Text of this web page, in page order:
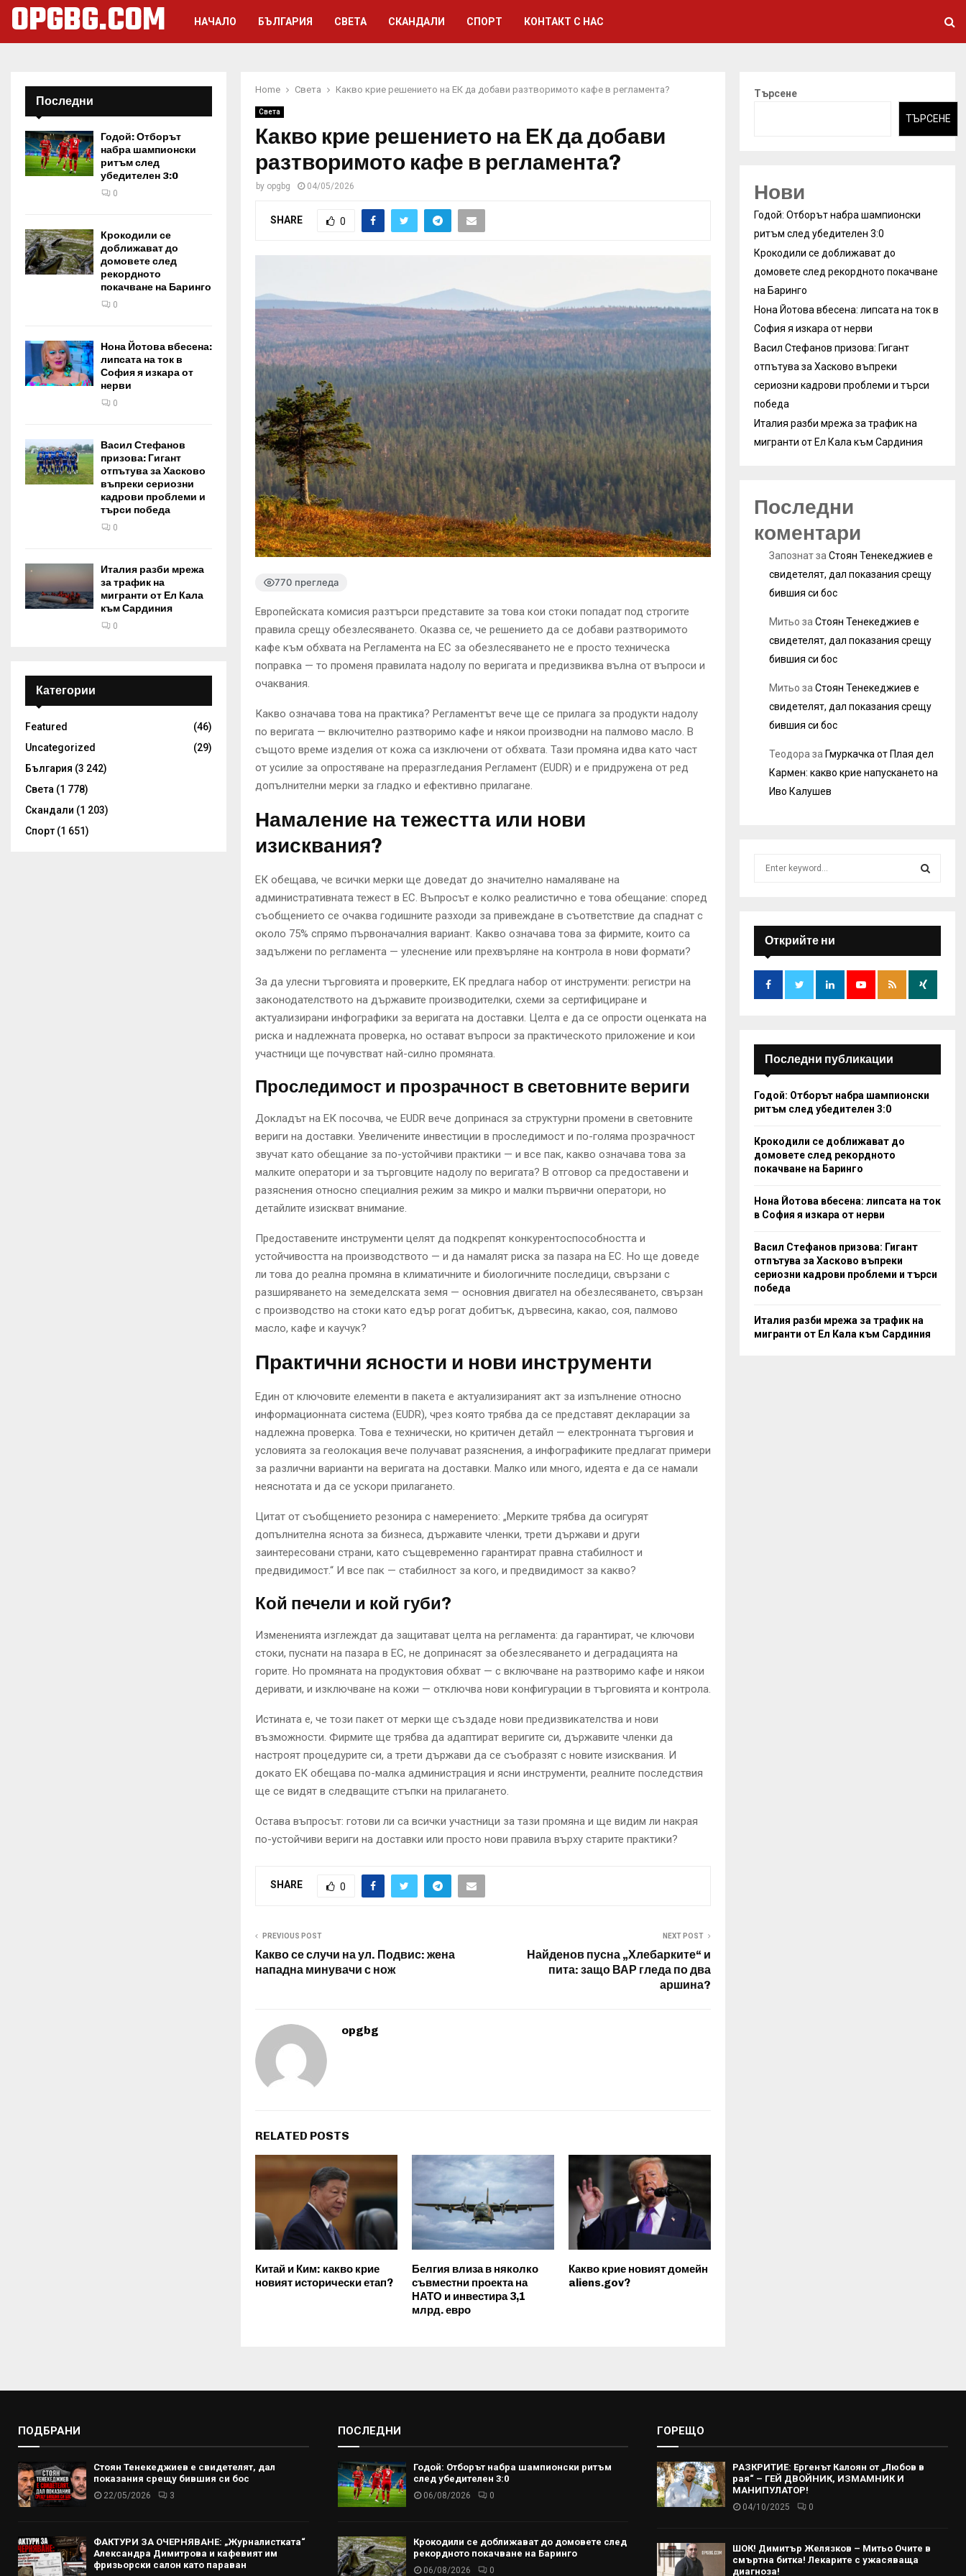
OPGBG.COM НАЧАЛО БЪЛГАРИЯ СВЕТА СКАНДАЛИ СПОРТ КОНТАКТ С НАС
Home Света Какво крие решението на ЕК да добави разтворимото кафе в регламента?
Света
Какво крие решението на ЕК да добави
разтворимото кафе в регламента?
by opgbg 04/05/2026
SHARE 0
770 прегледа
Европейската комисия разтърси представите за това кои стоки попадат под строгите
правила срещу обезлесяването. Оказва се, че решението да се добави разтворимото
кафе към обхвата на Регламента на ЕС за обезлесяването не е просто техническа
поправка — то променя правилата надолу по веригата и предизвиква вълна от въпроси и
очаквания.
Какво означава това на практика? Регламентът вече ще се прилага за продукти надолу
по веригата — включително разтворимо кафе и някои производни на палмово масло. В
същото време изделия от кожа са изключени от обхвата. Тази промяна идва като част
от усилие за опростяване на преразгледания Регламент (EUDR) и е придружена от ред
допълнителни мерки за гладко и ефективно прилагане.
Намаление на тежестта или нови
изисквания?
ЕК обещава, че всички мерки ще доведат до значително намаляване на
административната тежест в ЕС. Въпросът е колко реалистично е това обещание: според
съобщението се очаква годишните разходи за привеждане в съответствие да спаднат с
около 75% спрямо първоначалния вариант. Какво означава това за фирмите, които са
задължени по регламента — улеснение или прехвърляне на контрола в нови формати?
За да улесни търговията и проверките, ЕК предлага набор от инструменти: регистри на
законодателството на държавите производителки, схеми за сертифициране и
актуализирани инфографики за веригата на доставки. Целта е да се опрости оценката на
риска и надлежната проверка, но остават въпроси за практическото приложение и кои
участници ще почувстват най-силно промяната.
Проследимост и прозрачност в световните вериги
Докладът на ЕК посочва, че EUDR вече допринася за структурни промени в световните
вериги на доставки. Увеличените инвестиции в проследимост и по-голяма прозрачност
звучат като обещание за по-устойчиви практики — и все пак, какво означава това за
малките оператори и за търговците надолу по веригата? В отговор са предоставени и
разяснения относно специалния режим за микро и малки първични оператори, но
детайлите изискват внимание.
Предоставените инструменти целят да подкрепят конкурентоспособността и
устойчивостта на производството — и да намалят риска за пазара на ЕС. Но ще доведе
ли това до реална промяна в климатичните и биологичните последици, свързани с
разширяването на земеделската земя — основния двигател на обезлесяването, свързан
с производство на стоки като едър рогат добитък, дървесина, какао, соя, палмово
масло, кафе и каучук?
Практични ясности и нови инструменти
Един от ключовите елементи в пакета е актуализираният акт за изпълнение относно
информационната система (EUDR), чрез която трябва да се представят декларации за
надлежна проверка. Това е технически, но критичен детайл — електронната търговия и
условията за геолокация вече получават разяснения, а инфографиките предлагат примери
за различни варианти на веригата на доставки. Малко или много, идеята е да се намали
неяснотата и да се ускори прилагането.
Цитат от съобщението резонира с намерението: „Мерките трябва да осигурят
допълнителна яснота за бизнеса, държавите членки, трети държави и други
заинтересовани страни, като същевременно гарантират правна стабилност и
предвидимост.“ И все пак — стабилност за кого, и предвидимост за какво?
Кой печели и кой губи?
Измененията изглеждат да защитават целта на регламента: да гарантират, че ключови
стоки, пуснати на пазара в ЕС, не допринасят за обезлесяването и деградацията на
горите. Но промяната на продуктовия обхват — с включване на разтворимо кафе и някои
деривати, и изключване на кожи — отключва нови конфигурации в търговията и контрола.
Истината е, че този пакет от мерки ще създаде нови предизвикателства и нови
възможности. Фирмите ще трябва да адаптират веригите си, държавите членки да
настроят процедурите си, а трети държави да се съобразят с новите изисквания. И
докато ЕК обещава по-малка администрация и ясни инструменти, реалните последствия
ще се видят в следващите стъпки на прилагането.
Остава въпросът: готови ли са всички участници за тази промяна и ще видим ли накрая
по-устойчиви вериги на доставки или просто нови правила върху старите практики?
SHARE 0
PREVIOUS POST
Какво се случи на ул. Подвис: жена
нападна минувачи с нож
NEXT POST
Найденов пусна „Хлебарките“ и
пита: защо ВАР гледа по два
аршина?
opgbg
RELATED POSTS
Китай и Ким: какво крие
новият исторически етап?
Белгия влиза в няколко
съвместни проекта на
НАТО и инвестира 3,1
млрд. евро
Какво крие новият домейн
aliens.gov?
Последни
Годой: Отборът
набра шампионски
ритъм след
убедителен 3:0
0
Крокодили се
доближават до
домовете след
рекордното
покачване на Баринго
0
Нона Йотова вбесена:
липсата на ток в
София я изкара от
нерви
0
Васил Стефанов
призова: Гигант
отпътува за Хасково
въпреки сериозни
кадрови проблеми и
търси победа
0
Италия разби мрежа
за трафик на
мигранти от Ел Кала
към Сардиния
0
Категории
Featured
(46)
Uncategorized
(29)
България (3 242)
Света (1 778)
Скандали (1 203)
Спорт (1 651)
Търсене
ТЪРСЕНЕ
Нови
Годой: Отборът набра шампионски
ритъм след убедителен 3:0
Крокодили се доближават до
домовете след рекордното покачване
на Баринго
Нона Йотова вбесена: липсата на ток в
София я изкара от нерви
Васил Стефанов призова: Гигант
отпътува за Хасково въпреки
сериозни кадрови проблеми и търси
победа
Италия разби мрежа за трафик на
мигранти от Ел Кала към Сардиния
Последни
коментари
Запознатза Стоян Тенекеджиев е
свидетелят, дал показания срещу
бившия си бос
Митьо за Стоян Тенекеджиев е
свидетелят, дал показания срещу
бившия си бос
Митьо за Стоян Тенекеджиев е
свидетелят, дал показания срещу
бившия си бос
Теодора за Гмуркачка от Плая дел
Кармен: какво крие напускането на
Иво Калушев
:
E
A
R
Открийте ни
Последни публикации
Годой: Отборът набра шампионски
ритъм след убедителен 3:0
Крокодили се доближават до
домовете след рекордното
покачване на Баринго
Нона Йотова вбесена: липсата на ток
в София я изкара от нерви
Васил Стефанов призова: Гигант
отпътува за Хасково въпреки
сериозни кадрови проблеми и търси
победа
Италия разби мрежа за трафик на
мигранти от Ел Кала към Сардиния
ПОДБРАНИ
Стоян Тенекеджиев е свидетелят, дал
показания срещу бившия си бос
22/05/2026 3
ФАКТУРИ ЗА ОЧЕРНЯВАНЕ: „Журналистката“
Александра Димитрова и кафевият им
фризьорски салон като параван
ПОСЛЕДНИ
Годой: Отборът набра шампионски ритъм
след убедителен 3:0
06/08/2026 0
Крокодили се доближават до домовете след
рекордното покачване на Баринго
06/08/2026 0
ГОРЕЩО
РАЗКРИТИЕ: Ергенът Калоян от „Любов в
рая“ – ГЕЙ ДВОЙНИК, ИЗМАМНИК И
МАНИПУЛАТОР!
04/10/2025 0
ШОК! Димитър Желязков – Митьо Очите в
смъртна битка! Лекарите с ужасяваща
диагноза!